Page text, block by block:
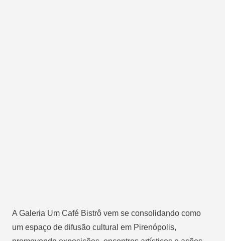
A Galeria Um Café Bistrô vem se consolidando como
um espaço de difusão cultural em Pirenópolis,